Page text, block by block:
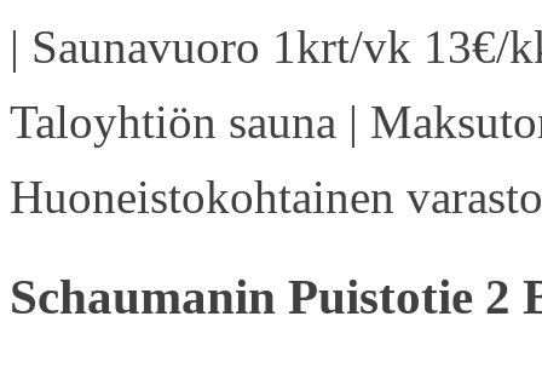
| Saunavuoro 1krt/vk 13€/
Taloyhtiön sauna |
Huoneistokohtainen
Schaumanin Puistotie 2